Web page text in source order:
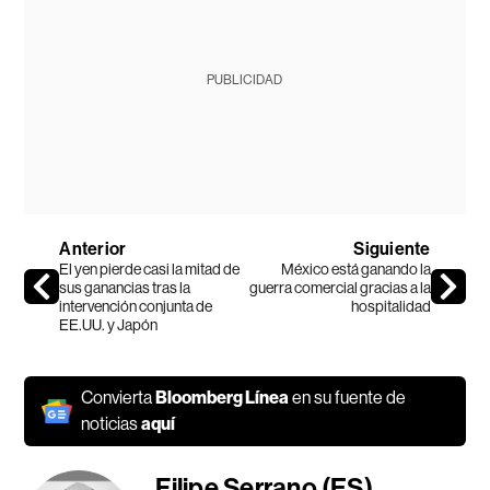
PUBLICIDAD
Anterior
El yen pierde casi la mitad de
sus ganancias tras la
intervención conjunta de
EE.UU. y Japón
Siguiente
México está ganando la
guerra comercial gracias a la
hospitalidad
ConviertaBloomberg Líneaen su fuente de
noticiasaquí